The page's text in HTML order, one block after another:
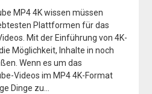
MP4 4K wissen müssen
Plattformen für das
Mit der Einführung von 4K-
Möglichkeit, Inhalte in noch
Wenn es um das
Videos im MP4 4K-Format
Dinge zu…